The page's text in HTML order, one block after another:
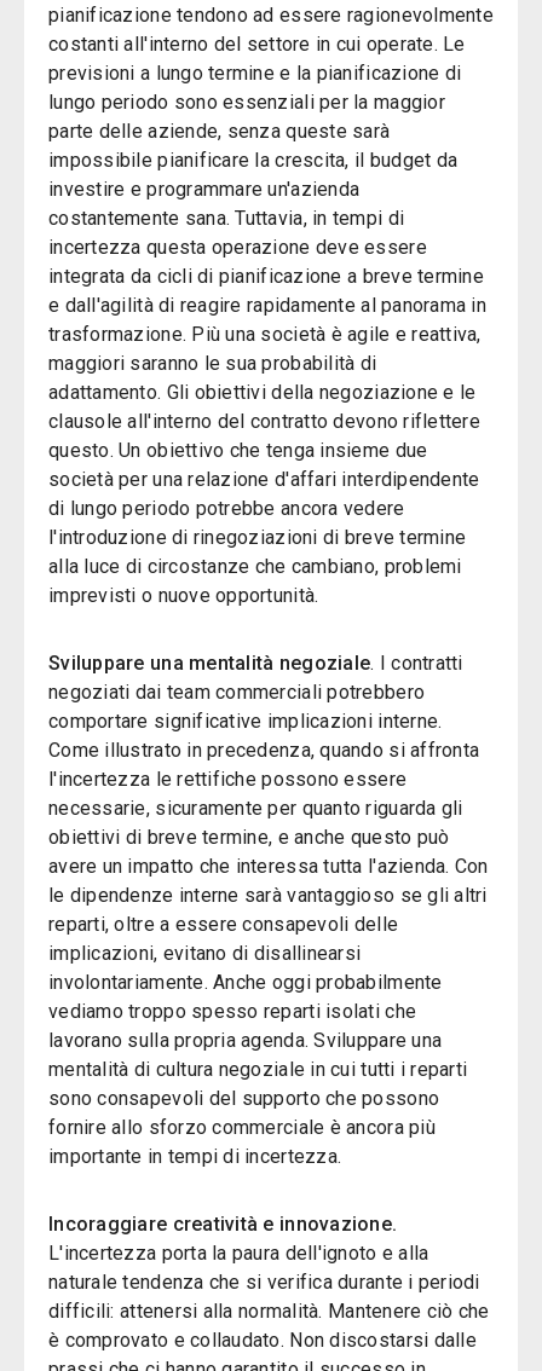
pianificazione tendono ad essere ragionevolmente
costanti all'interno del settore in cui operate. Le
previsioni a lungo termine e la pianificazione di
lungo periodo sono essenziali per la maggior
parte delle aziende, senza queste sarà
impossibile pianificare la crescita, il budget da
investire e programmare un'azienda
costantemente sana. Tuttavia, in tempi di
incertezza questa operazione deve essere
integrata da cicli di pianificazione a breve termine
e dall'agilità di reagire rapidamente al panorama in
trasformazione. Più una società è agile e reattiva,
maggiori saranno le sua probabilità di
adattamento. Gli obiettivi della negoziazione e le
clausole all'interno del contratto devono riflettere
questo. Un obiettivo che tenga insieme due
società per una relazione d'affari interdipendente
di lungo periodo potrebbe ancora vedere
l'introduzione di rinegoziazioni di breve termine
alla luce di circostanze che cambiano, problemi
imprevisti o nuove opportunità.
Sviluppare una mentalità negoziale. I contratti
negoziati dai team commerciali potrebbero
comportare significative implicazioni interne.
Come illustrato in precedenza, quando si affronta
l'incertezza le rettifiche possono essere
necessarie, sicuramente per quanto riguarda gli
obiettivi di breve termine, e anche questo può
avere un impatto che interessa tutta l'azienda. Con
le dipendenze interne sarà vantaggioso se gli altri
reparti, oltre a essere consapevoli delle
implicazioni, evitano di disallinearsi
involontariamente. Anche oggi probabilmente
vediamo troppo spesso reparti isolati che
lavorano sulla propria agenda. Sviluppare una
mentalità di cultura negoziale in cui tutti i reparti
sono consapevoli del supporto che possono
fornire allo sforzo commerciale è ancora più
importante in tempi di incertezza.
Incoraggiare creatività e innovazione.
L'incertezza porta la paura dell'ignoto e alla
naturale tendenza che si verifica durante i periodi
difficili: attenersi alla normalità. Mantenere ciò che
è comprovato e collaudato. Non discostarsi dalle